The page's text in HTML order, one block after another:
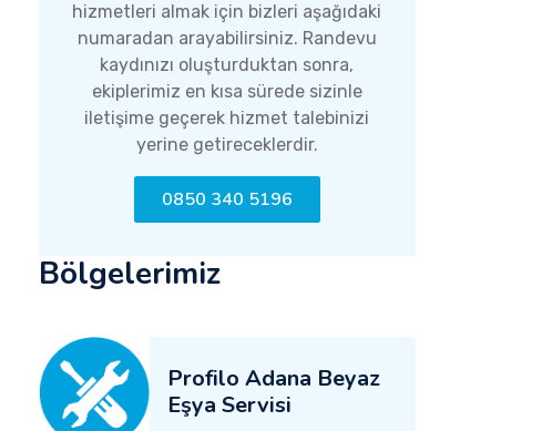
hizmetleri almak için bizleri aşağıdaki
numaradan arayabilirsiniz. Randevu
kaydınızı oluşturduktan sonra,
ekiplerimiz en kısa sürede sizinle
iletişime geçerek hizmet talebinizi
yerine getireceklerdir.
0850 340 5196
Bölgelerimiz
Profilo Adana Beyaz
Eşya Servisi